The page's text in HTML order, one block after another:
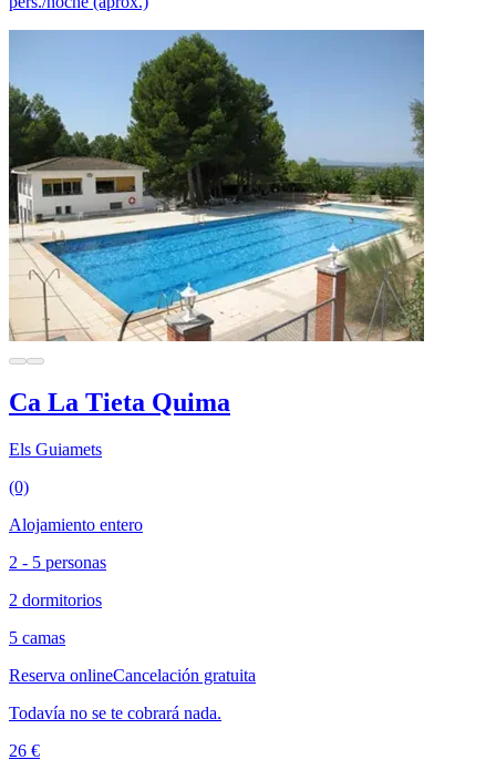
Ca La Tieta Quima
Els Guiamets
(0)
Alojamiento entero
2 - 5 personas
2 dormitorios
5 camas
Reserva onlineCancelación gratuita
Todavía no se te cobrará nada.
26 €